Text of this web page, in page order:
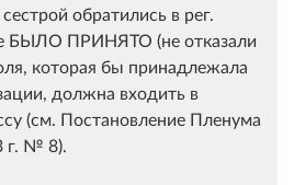
обратились в рег.
БЫЛО ПРИНЯТО (не отказали
которая бы принадлежала
должна входить в
(см. Постановление Пленума
г. № 8).